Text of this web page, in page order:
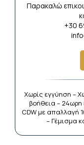
Παρακαλώ
+30
Χωρίς εγγύηση –
βοήθεια –
CDW με απαλλαγή
– Γέμισμα